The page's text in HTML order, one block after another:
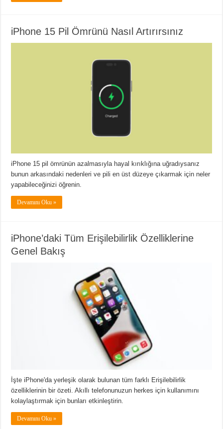
iPhone 15 Pil Ömrünü Nasıl Artırırsınız
iPhone 15 pil ömrünün azalmasıyla hayal kırıklığına uğradıysanız
bunun arkasındaki nedenleri ve pili en üst düzeye çıkarmak için neler
yapabileceğinizi öğrenin.
Devamını Oku »
iPhone’daki Tüm Erişilebilirlik Özelliklerine
Genel Bakış
İşte iPhone'da yerleşik olarak bulunan tüm farklı Erişilebilirlik
özelliklerinin bir özeti. Akıllı telefonunuzun herkes için kullanımını
kolaylaştırmak için bunları etkinleştirin.
Devamını Oku »